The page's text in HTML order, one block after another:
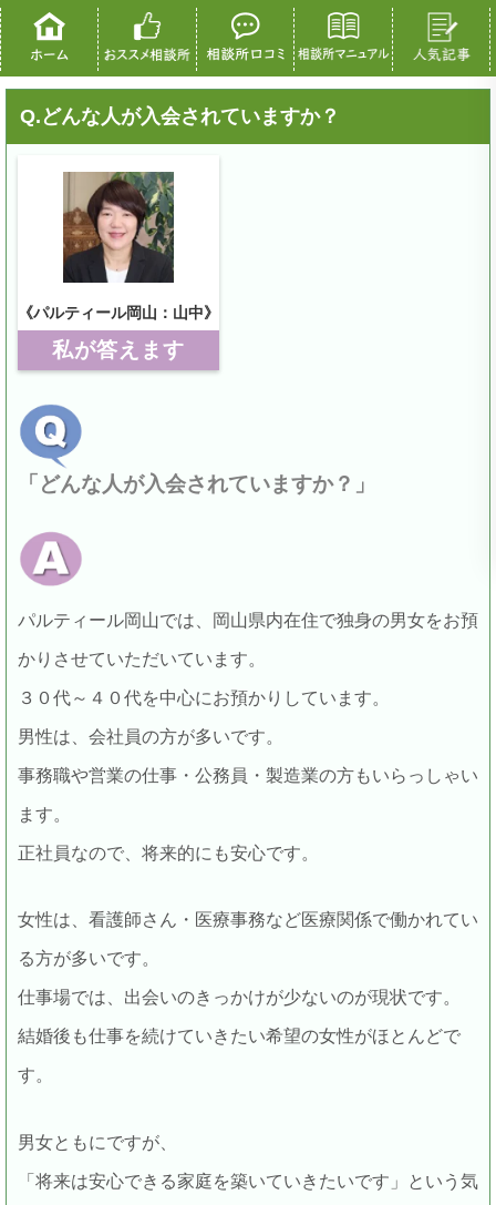
Q.どんな人が入会されていますか？
《パルティール岡山：山中》
私が答えます
「どんな人が入会されていますか？」
パルティール岡山では、岡山県内在住で独身の男女をお預
かりさせていただいています。
３０代～４０代を中心にお預かりしています。
男性は、会社員の方が多いです。
事務職や営業の仕事・公務員・製造業の方もいらっしゃい
ます。
正社員なので、将来的にも安心です。
女性は、看護師さん・医療事務など医療関係で働かれてい
る方が多いです。
仕事場では、出会いのきっかけが少ないのが現状です。
結婚後も仕事を続けていきたい希望の女性がほとんどで
す。
男女ともにですが、
「将来は安心できる家庭を築いていきたいです」という気